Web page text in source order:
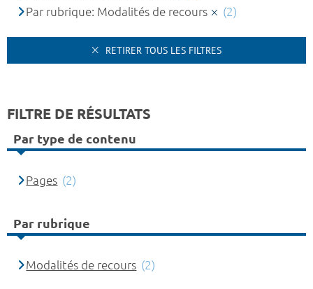
Par rubrique: Modalités de recours
(2)
RETIRER TOUS LES FILTRES
FILTRE DE RÉSULTATS
Par type de contenu
Pages (2)
Par rubrique
Modalités de recours (2)